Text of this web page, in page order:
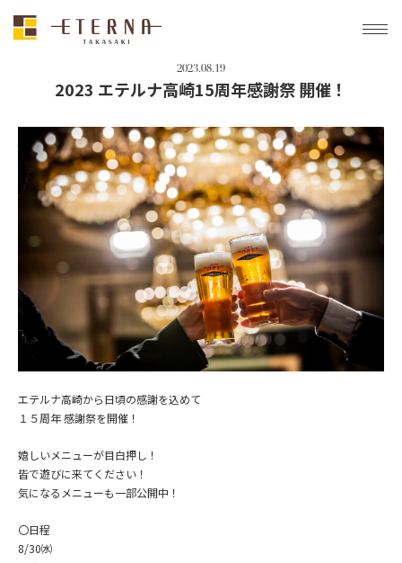
トップ 新着情報 2023 エテルナ高崎15周年感謝祭 開催！
2023.08.19
2023 エテルナ高崎15周年感謝祭 開催！
エテルナ高崎から日頃の感謝を込めて
１５周年 感謝祭を開催！
嬉しいメニューが目白押し！
皆で遊びに来てください！
気になるメニューも一部公開中！
〇日程
8/30㈬